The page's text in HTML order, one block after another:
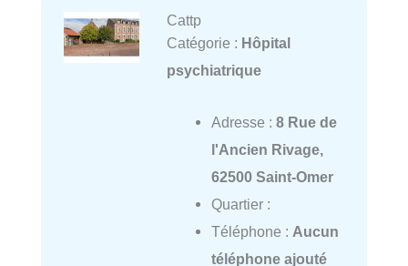
Cattp
Catégorie : Hôpital
psychiatrique
Adresse : 8 Rue de
l'Ancien Rivage,
62500 Saint-Omer
Quartier :
Téléphone : Aucun
téléphone ajouté